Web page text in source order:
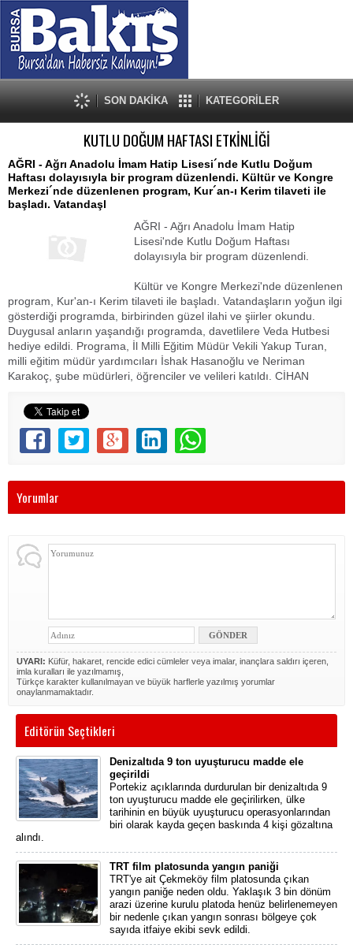
SON DAKİKA KATEGORİLER
KUTLU DOĞUM HAFTASI ETKİNLİĞİ
AĞRI - Ağrı Anadolu İmam Hatip Lisesi´nde Kutlu Doğum
Haftası dolayısıyla bir program düzenlendi. Kültür ve Kongre
Merkezi´nde düzenlenen program, Kur´an-ı Kerim tilaveti ile
başladı. Vatandaşl
AĞRI - Ağrı Anadolu İmam Hatip
Lisesi'nde Kutlu Doğum Haftası
dolayısıyla bir program düzenlendi.
Kültür ve Kongre Merkezi'nde düzenlenen
program, Kur'an-ı Kerim tilaveti ile başladı. Vatandaşların yoğun ilgi
gösterdiği programda, birbirinden güzel ilahi ve şiirler okundu.
Duygusal anların yaşandığı programda, davetlilere Veda Hutbesi
hediye edildi. Programa, İl Milli Eğitim Müdür Vekili Yakup Turan,
milli eğitim müdür yardımcıları İshak Hasanoğlu ve Neriman
Karakoç, şube müdürleri, öğrenciler ve velileri katıldı. CİHAN
Yorumlar
UYARI: Küfür, hakaret, rencide edici cümleler veya imalar, inançlara saldırı içeren,
imla kuralları ile yazılmamış,
Türkçe karakter kullanılmayan ve büyük harflerle yazılmış yorumlar
onaylanmamaktadır.
Editörün Seçtikleri
Denizaltıda 9 ton uyuşturucu madde ele
geçirildi
Portekiz açıklarında durdurulan bir denizaltıda 9
ton uyuşturucu madde ele geçirilirken, ülke
tarihinin en büyük uyuşturucu operasyonlarından
biri olarak kayda geçen baskında 4 kişi gözaltına
alındı.
TRT film platosunda yangın paniği
TRT'ye ait Çekmeköy film platosunda çıkan
yangın paniğe neden oldu. Yaklaşık 3 bin dönüm
arazi üzerine kurulu platoda henüz belirlenemeyen
bir nedenle çıkan yangın sonrası bölgeye çok
sayıda itfaiye ekibi sevk edildi.